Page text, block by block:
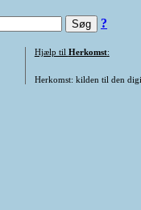
?
Hjælp til Herkomst:
Herkomst: kilden til den